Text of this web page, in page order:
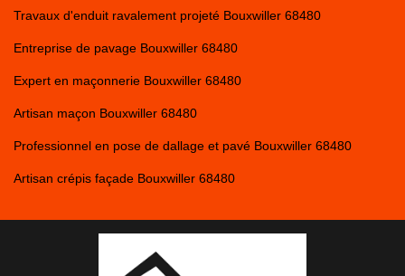
Travaux d'enduit ravalement projeté Bouxwiller 68480
Entreprise de pavage Bouxwiller 68480
Expert en maçonnerie Bouxwiller 68480
Artisan maçon Bouxwiller 68480
Professionnel en pose de dallage et pavé Bouxwiller 68480
Artisan crépis façade Bouxwiller 68480